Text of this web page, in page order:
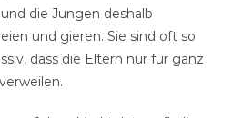
die Jungen deshalb
und gieren. Sie sind oft so
dass die Eltern nur für ganz